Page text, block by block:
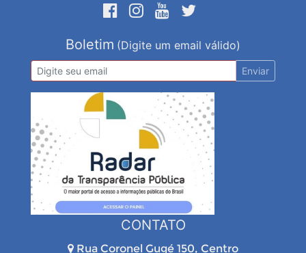
Boletim (Digite um email válido)
Enviar
CONTATO
Rua Coronel Gugé 150, Centro